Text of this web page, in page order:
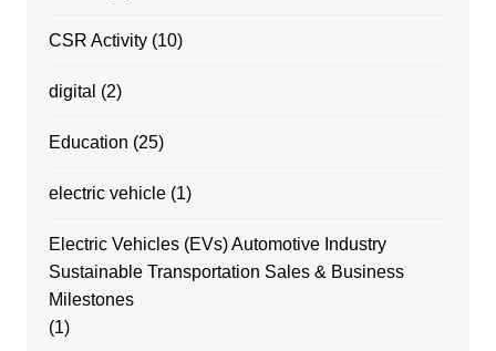
CSR Activity(10)
digital (2)
Education (25)
electric vehicle(1)
Electric Vehicles (EVs) Automotive Industry
Sustainable Transportation Sales & Business
Milestones
(1)